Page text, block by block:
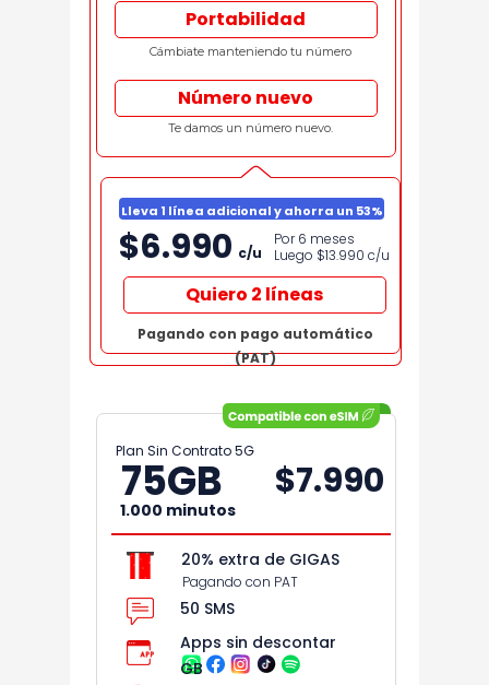
75GB
1.000 minutos
$7.990
Plan Sin Contrato 5G
50 SMS
Apps sin descontar
GB
20% extra de GIGAS
Pagando con PAT
Quiero 2 líneas
Pagando con pago automático
(PAT)
Por 6 meses
Luego $13.990 c/u
$6.990 c/u
Lleva 1 línea adicional y ahorra un 53%
Portabilidad
Cámbiate manteniendo tu número
Número nuevo
Te damos un número nuevo.